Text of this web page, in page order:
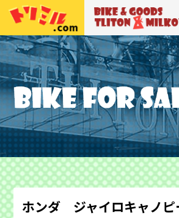
トリトン＆ミルコビッチ
ホンダ ジャイロキャノ